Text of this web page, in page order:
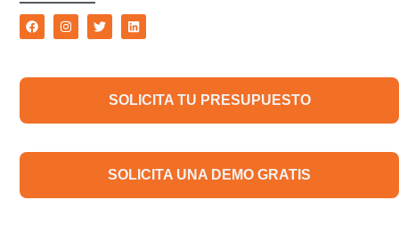
SOLICITA TU PRESUPUESTO
SOLICITA UNA DEMO GRATIS